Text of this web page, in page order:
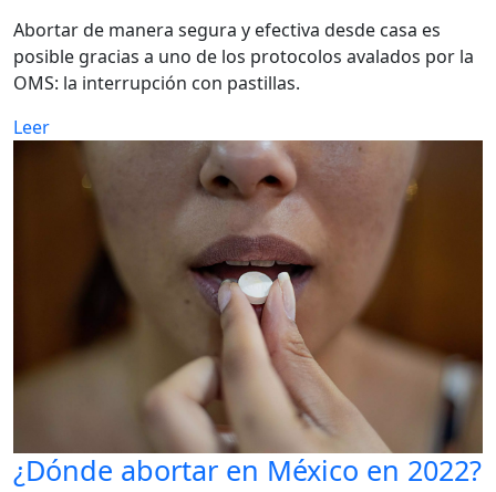
Abortar de manera segura y efectiva desde casa es
posible gracias a uno de los protocolos avalados por la
OMS: la interrupción con pastillas.
Leer
¿Dónde abortar en México en 2022?